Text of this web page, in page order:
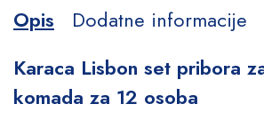
Opis
Dodatne informacije
Karaca Lisbon set pribora
komada za 12 osoba